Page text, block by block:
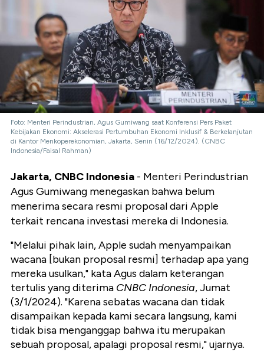
Foto: Menteri Perindustrian, Agus Gumiwang saat Konferensi Pers Paket
Kebijakan Ekonomi: Akselerasi Pertumbuhan Ekonomi Inklusif & Berkelanjutan
di Kantor Menkoperekonomian, Jakarta, Senin (16/12/2024). (CNBC
Indonesia/Faisal Rahman)
Jakarta, CNBC Indonesia - Menteri Perindustrian
Agus Gumiwang menegaskan bahwa belum
menerima secara resmi proposal dari Apple
terkait rencana investasi mereka di Indonesia.
"Melalui pihak lain, Apple sudah menyampaikan
wacana [bukan proposal resmi] terhadap apa yang
mereka usulkan," kata Agus dalam keterangan
tertulis yang diterima CNBC Indonesia, Jumat
(3/1/2024). "Karena sebatas wacana dan tidak
disampaikan kepada kami secara langsung, kami
tidak bisa menganggap bahwa itu merupakan
sebuah proposal, apalagi proposal resmi," ujarnya.